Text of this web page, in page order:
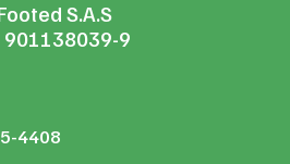
S.A.S
901138039-9
4408